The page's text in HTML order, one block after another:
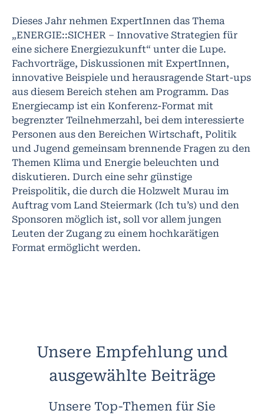
Dieses Jahr nehmen ExpertInnen das Thema
„ENERGIE::SICHER – Innovative Strategien für
eine sichere Energiezukunft“ unter die Lupe.
Fachvorträge, Diskussionen mit ExpertInnen,
innovative Beispiele und herausragende Start-ups
aus diesem Bereich stehen am Programm. Das
Energiecamp ist ein Konferenz-Format mit
begrenzter Teilnehmerzahl, bei dem interessierte
Personen aus den Bereichen Wirtschaft, Politik
und Jugend gemeinsam brennende Fragen zu den
Themen Klima und Energie beleuchten und
diskutieren. Durch eine sehr günstige
Preispolitik, die durch die Holzwelt Murau im
Auftrag vom Land Steiermark (Ich tu’s) und den
Sponsoren möglich ist, soll vor allem jungen
Leuten der Zugang zu einem hochkarätigen
Format ermöglicht werden.
Unsere Empfehlung und
ausgewählte Beiträge
Unsere Top-Themen für Sie